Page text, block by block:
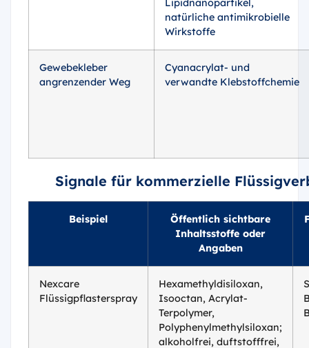
Lipidnanopartikel,
natürliche antimikrobielle
Wirkstoffe
Gewebekleber
angrenzender Weg
Cyanacrylat- und
verwandte Klebstoffchemie
Signale für kommerzielle
Beispiel
Öffentlich sichtbare
Inhaltsstoffe oder
Angaben
Nexcare
Flüssigpflasterspray
Hexamethyldisiloxan,
Isooctan, Acrylat-
Terpolymer,
Polyphenylmethylsiloxan;
alkoholfrei, duftstofffrei,